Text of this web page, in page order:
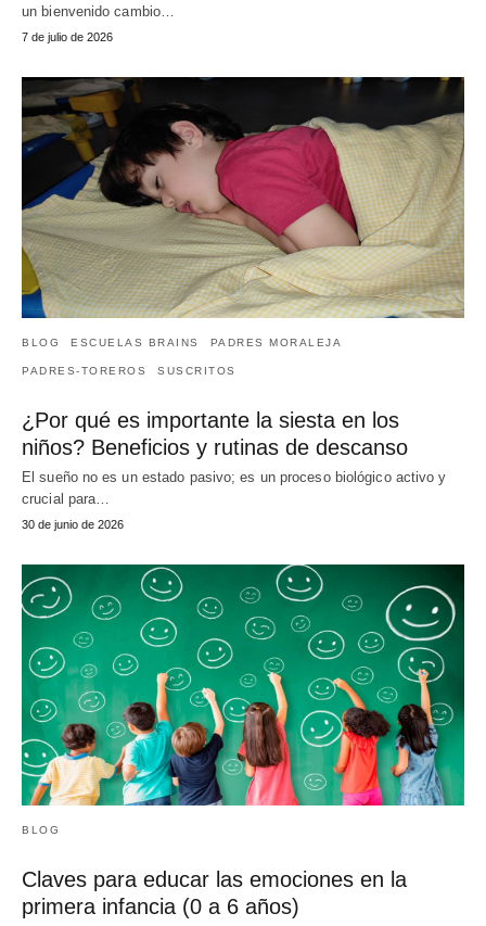
un bienvenido cambio…
7 de julio de 2026
BLOG ESCUELAS BRAINS PADRES MORALEJA
PADRES-TOREROS SUSCRITOS
¿Por qué es importante la siesta en los
niños? Beneficios y rutinas de descanso
El sueño no es un estado pasivo; es un proceso biológico activo y
crucial para…
30 de junio de 2026
BLOG
Claves para educar las emociones en la
primera infancia (0 a 6 años)